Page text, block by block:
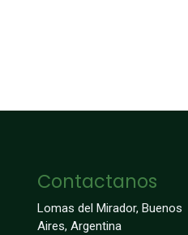
Contactanos
Lomas del Mirador, Buenos
Aires, Argentina